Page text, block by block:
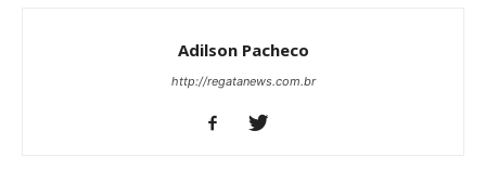
Adilson Pacheco
http://regatanews.com.br